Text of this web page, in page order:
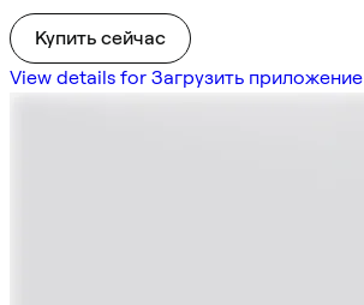
Купить сейчас
View details for Загрузить приложение